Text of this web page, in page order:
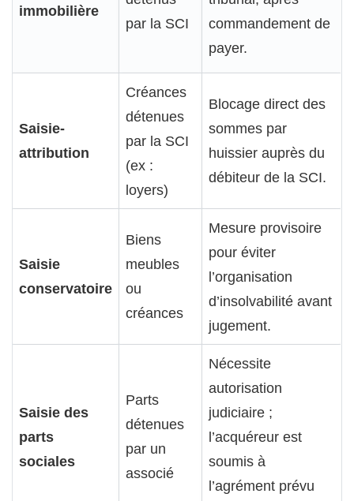
immobilière
par la SCI
commandement de
payer.
Saisie-
attribution
Créances
détenues
par la SCI
(ex :
loyers)
Blocage direct des
sommes par
huissier auprès du
débiteur de la SCI.
Saisie
conservatoire
Biens
meubles
ou
créances
Mesure provisoire
pour éviter
l’organisation
d’insolvabilité avant
jugement.
Saisie des
parts
sociales
Parts
détenues
par un
associé
Nécessite
autorisation
judiciaire ;
l’acquéreur est
soumis à
l’agrément prévu